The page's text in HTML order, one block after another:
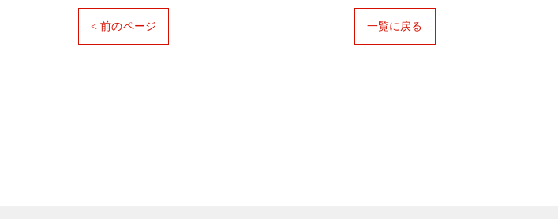
< 前のページ 一覧に戻る